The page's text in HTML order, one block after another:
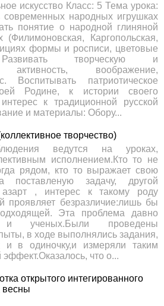
искусство Класс: 5 Тема урока:
народных игрушках
понятие о народной глиняной
(Филимоновская, Каргопольская,
формы и росписи, цветовые
творческую и
активность, воображение,
Воспитывать патриотическое
Родине, к истории своего
к традиционной русской
и материалы: Обору...
творчество)
ведутся на уроках,
исполнением.Кто то не
рядом, кто то выражает свою
поставленую задачу, другой
азарт , интерес к такому роду
проявляет безразличие:лишь бы
Эта проблема давно
и ученых.Были проведены
в ходе выполнялись задания,
и в одиночку,и измеряли таким
что о...
открытого интегированного
весны